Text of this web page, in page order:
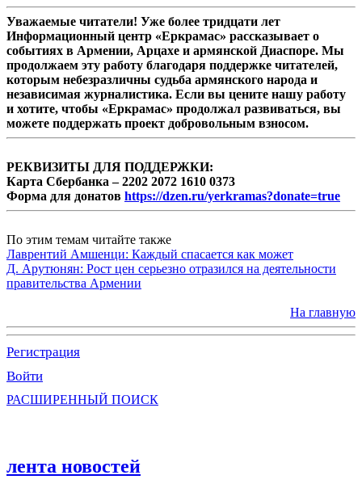
Уважаемые читатели! Уже более тридцати лет
Информационный центр «Еркрамас» рассказывает о
событиях в Армении, Арцахе и армянской Диаспоре. Мы
продолжаем эту работу благодаря поддержке читателей,
которым небезразличны судьба армянского народа и
независимая журналистика. Если вы цените нашу работу
и хотите, чтобы «Еркрамас» продолжал развиваться, вы
можете поддержать проект добровольным взносом.
РЕКВИЗИТЫ ДЛЯ ПОДДЕРЖКИ:
Карта Сбербанка – 2202 2072 1610 0373
Форма для донатов https://dzen.ru/yerkramas?donate=true
По этим темам читайте также
Лаврентий Амшенци: Каждый спасается как может
Д. Арутюнян: Рост цен серьезно отразился на деятельности
правительства Армении
На главную
Регистрация
Войти
РАСШИРЕННЫЙ ПОИСК
лента новостей